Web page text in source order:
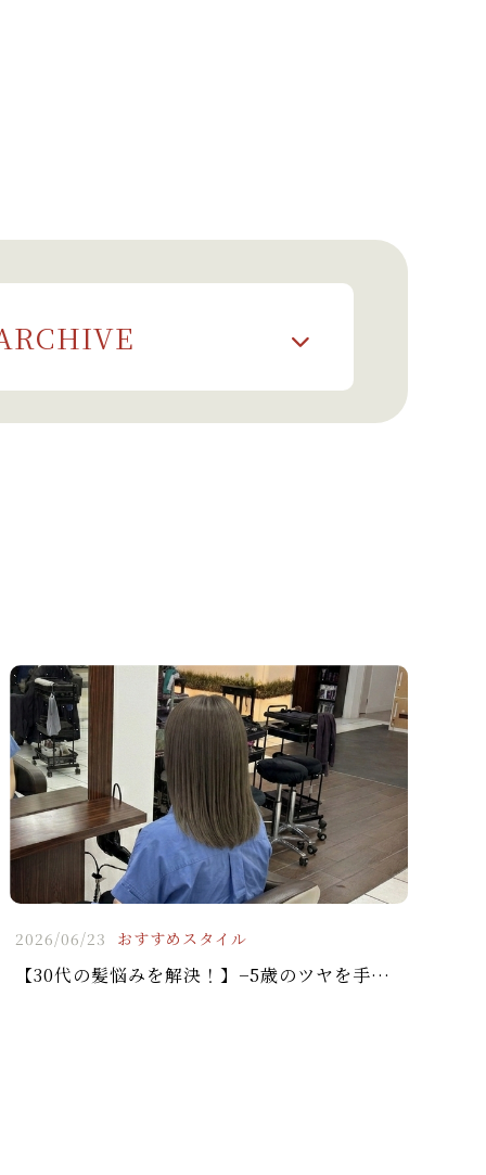
2026/06/23 おすすめスタイル
【30代の髪悩みを解決！】−5歳のツヤを手に入れる✨髪質改善カラーで「褒められ美髪」へ💖